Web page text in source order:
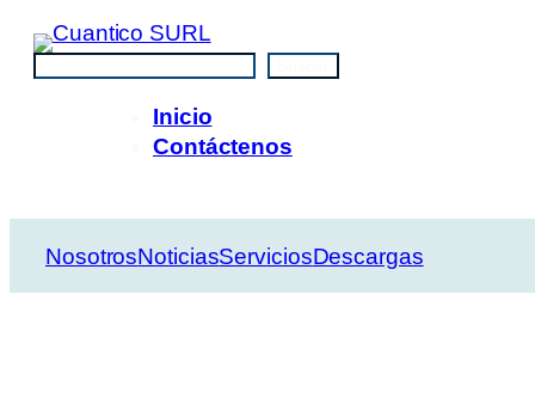
Saltar
contenido
Inicio
Contáctenos
NosotrosNoticiasServiciosDescargas